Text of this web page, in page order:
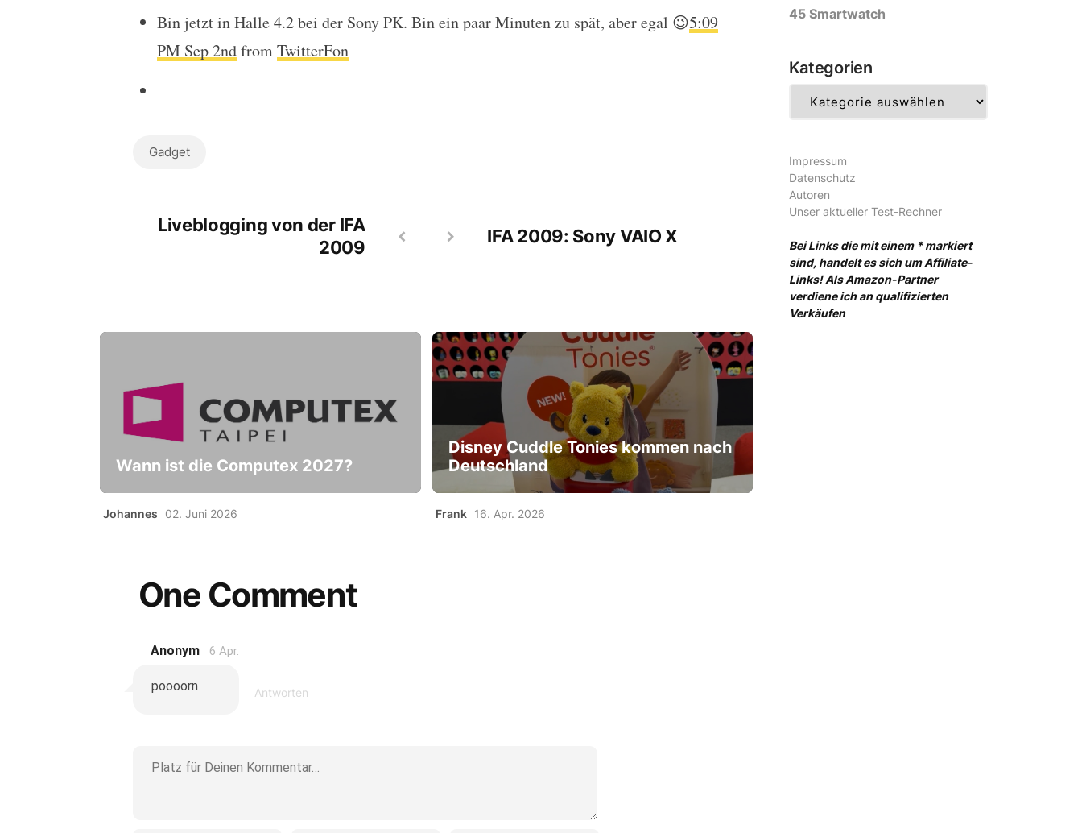
Bin jetzt in Halle 4.2 bei der Sony PK. Bin ein paar Minuten zu spät, aber egal 😉5:09
PM Sep 2nd fromTwitterFon
Gadget
Liveblogging von der IFA
2009
IFA 2009: Sony VAIO X
Wann ist die Computex 2027?
Johannes 02. Juni 2026
Disney Cuddle Tonies kommen nach
Deutschland
Frank 16. Apr. 2026
One Comment
Anonym 6 Apr.
poooorn Antworten
45 Smartwatch
Kategorien
Impressum
Datenschutz
Autoren
Unser aktueller Test-Rechner
Bei Links die mit einem * markiert
sind, handelt es sich um Affiliate-
Links! Als Amazon-Partner
verdiene ich an qualifizierten
Verkäufen